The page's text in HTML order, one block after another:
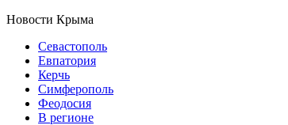
Новости Крыма
Севастополь
Евпатория
Керчь
Симферополь
Феодосия
В регионе